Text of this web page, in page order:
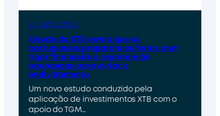
29 Julho 2026
Estudo da XTB revela que os
portugueses preparam as férias com
rigor financeiro e recorrem às
poupanças para evitar o
endividamento
Um novo estudo conduzido pela
aplicação de investimentos XTB com o
apoio do TGM…